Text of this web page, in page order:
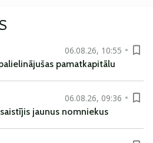
06.08.26, 10:55
pamatkapitālu
06.08.26, 09:36
jaunus nomniekus